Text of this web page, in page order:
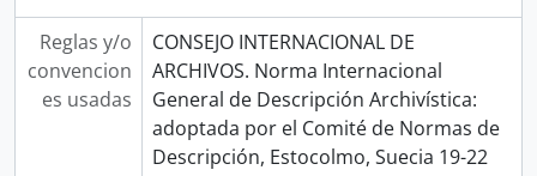
Reglas y/o
convencion
es usadas
CONSEJO INTERNACIONAL DE
ARCHIVOS. Norma Internacional
General de Descripción Archivística:
adoptada por el Comité de Normas de
Descripción, Estocolmo, Suecia 19-22